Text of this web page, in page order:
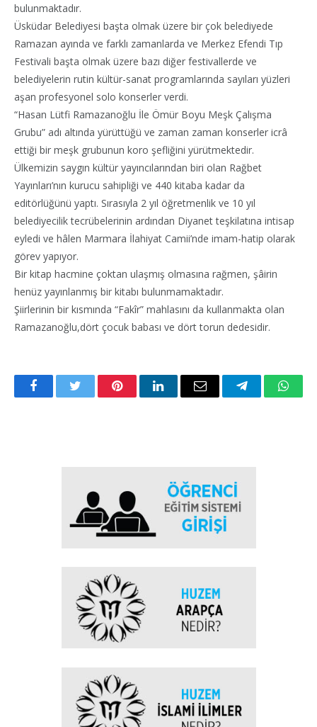
bulunmaktadır.
Üsküdar Belediyesi başta olmak üzere bir çok belediyede
Ramazan ayında ve farklı zamanlarda ve Merkez Efendi Tıp
Festivali başta olmak üzere bazı diğer festivallerde ve
belediyelerin rutin kültür-sanat programlarında sayıları yüzleri
aşan profesyonel solo konserler verdi.
“Hasan Lütfi Ramazanoğlu İle Ömür Boyu Meşk Çalışma
Grubu” adı altında yürüttüğü ve zaman zaman konserler icrâ
ettiği bir meşk grubunun koro şefliğini yürütmektedir.
Ülkemizin saygın kültür yayıncılarından biri olan Rağbet
Yayınları’nın kurucu sahipliği ve 440 kitaba kadar da
editörlüğünü yaptı. Sırasıyla 2 yıl öğretmenlik ve 10 yıl
belediyecilik tecrübelerinin ardından Diyanet teşkilatına intisap
eyledi ve hâlen Marmara İlahiyat Camii’nde imam-hatip olarak
görev yapıyor.
Bir kitap hacmine çoktan ulaşmış olmasına rağmen, şâirin
henüz yayınlanmış bir kitabı bulunmamaktadır.
Şiirlerinin bir kısmında “Fakîr” mahlasını da kullanmakta olan
Ramazanoğlu,dört çocuk babası ve dört torun dedesidir.
FacebookTwitter PinterestLinkedInEmail Telegram